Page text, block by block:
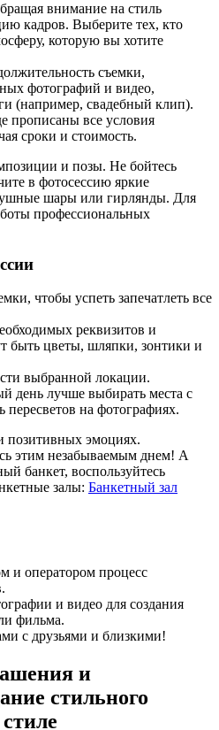
внимание на стиль
кадров. Выберите тех, кто
которую вы хотите
съемки,
фотографий и видео,
(например, свадебный клип).
прописаны все условия
сроки и стоимость.
и позы. Не бойтесь
в фотосессию яркие
шары или гирлянды. Для
профессиональных
чтобы успеть запечатлеть все
реквизитов и
быть цветы, шляпки, зонтики и
выбранной локации.
день лучше выбирать места с
пересветов на фотографиях.
позитивных эмоциях.
этим незабываемым днем! А
банкет, воспользуйтесь
залы: Банкетный зал
и оператором процесс
и видео для создания
фильма.
с друзьями и близкими!
и
стильного